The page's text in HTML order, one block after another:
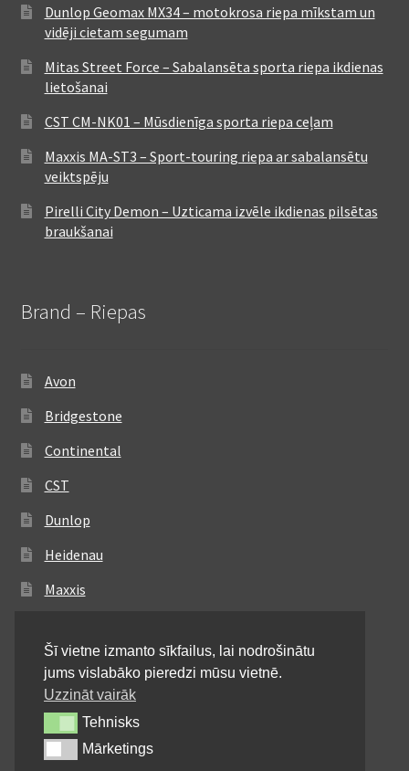
Dunlop Geomax MX34 – motokrosa riepa mīkstam un
vidēji cietam segumam
Mitas Street Force – Sabalansēta sporta riepa ikdienas
lietošanai
CST CM-NK01 – Mūsdienīga sporta riepa ceļam
Maxxis MA-ST3 – Sport-touring riepa ar sabalansētu
veiktspēju
Pirelli City Demon – Uzticama izvēle ikdienas pilsētas
braukšanai
Brand – Riepas
Avon
Bridgestone
Continental
CST
Dunlop
Heidenau
Maxxis
Michelin
Mitas
Pirelli
Shinko
Šī vietne izmanto sīkfailus, lai nodrošinātu
jums vislabāko pieredzi mūsu vietnē.
Uzzināt vairāk
TehnisksTehnisks
MārketingsMārketings